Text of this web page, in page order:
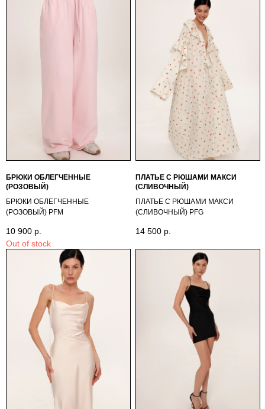
БРЮКИ ОБЛЕГЧЕННЫЕ
(РОЗОВЫЙ)
БРЮКИ ОБЛЕГЧЕННЫЕ
(РОЗОВЫЙ) PFМ
10 900 р.
Out of stock
ПЛАТЬЕ С РЮШАМИ МАКСИ
(СЛИВОЧНЫЙ)
ПЛАТЬЕ С РЮШАМИ МАКСИ
(СЛИВОЧНЫЙ) PFG
14 500 р.